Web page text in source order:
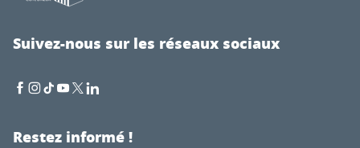
Suivez-nous sur les réseaux sociaux
Restez informé !